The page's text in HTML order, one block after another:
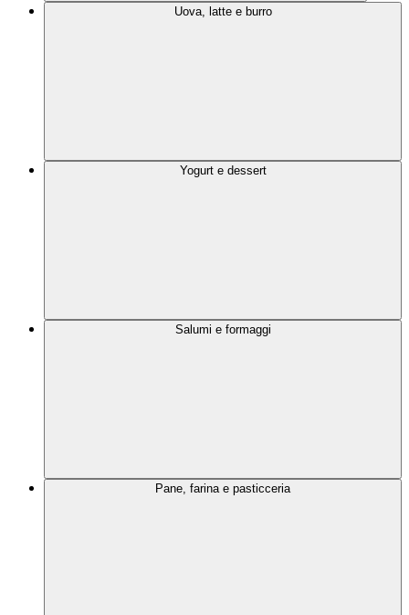
Uova, latte e burro
Yogurt e dessert
Salumi e formaggi
Pane, farina e pasticceria